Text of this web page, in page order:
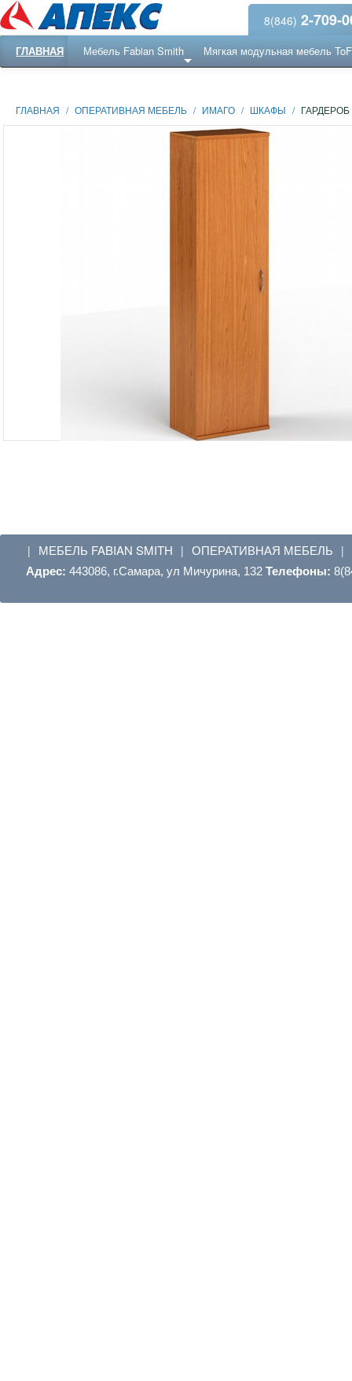
8(846) 2-709-
ГЛАВНАЯ Мебель Fabian Smith Мягкая модульная мебель
ГЛАВНАЯ / ОПЕРАТИВНАЯ МЕБЕЛЬ / ИМАГО / ШКАФЫ / ГАРДЕРОБ
| МЕБЕЛЬ FABIAN SMITH | ОПЕРАТИВНАЯ МЕБЕЛЬ |
Адрес: 443086, г.Самара, ул Мичурина, 132 Телефоны: